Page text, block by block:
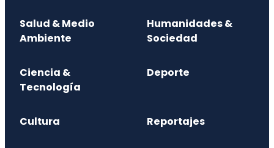
Salud & Medio
Ambiente
Humanidades &
Sociedad
Ciencia &
Tecnología
Deporte
Cultura Reportajes